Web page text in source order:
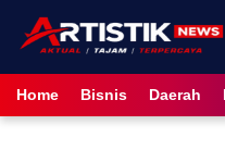
content
Home Bisnis Daerah